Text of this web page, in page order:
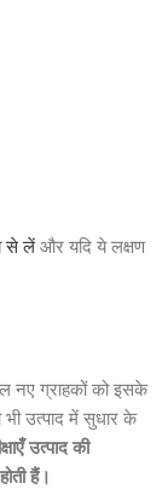
से लेंऔर यदि ये लक्षण
नए ग्राहकों को इसके
भी उत्पाद में सुधार के
उत्पाद की
हैं।